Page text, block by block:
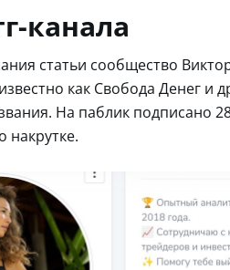
канала
статьи сообщество
как Свобода Денег и
На паблик подписано
накрутке.